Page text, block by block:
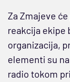
Za Zmajeve
reakcija ekipe
organizacija,
elementi su
radio tokom